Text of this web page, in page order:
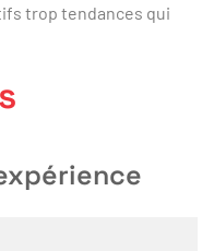
trop tendances qui